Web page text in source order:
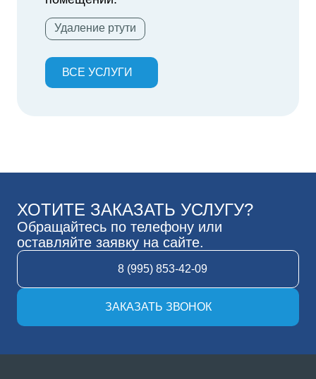
Удаление ртути
ВСЕ УСЛУГИ
ХОТИТЕ ЗАКАЗАТЬ УСЛУГУ?
Обращайтесь по телефону или
оставляйте заявку на сайте.
8 (995) 853-42-09
ЗАКАЗАТЬ ЗВОНОК